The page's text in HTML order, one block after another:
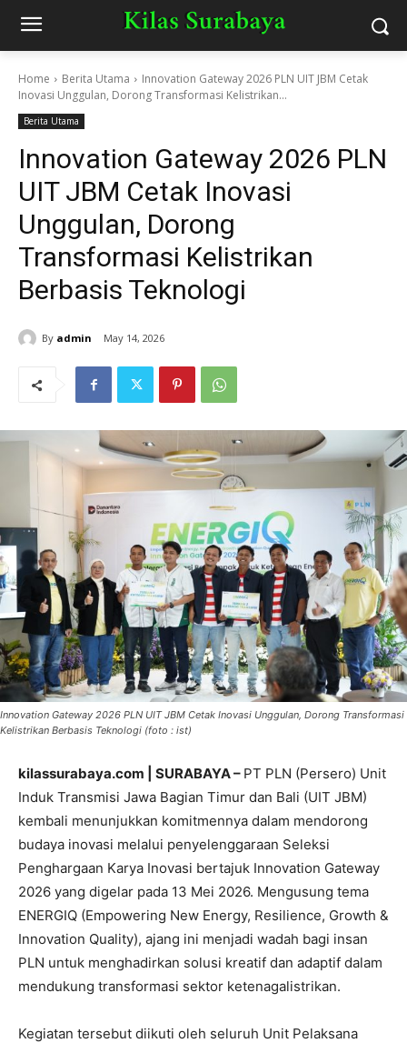
Home Berita Utama
Innovation Gateway 2026 PLN UIT JBM Cetak
Inovasi Unggulan, Dorong Transformasi Kelistrikan...
Berita Utama
Innovation Gateway 2026 PLN
UIT JBM Cetak Inovasi
Unggulan, Dorong
Transformasi Kelistrikan
Berbasis Teknologi
By admin May 14, 2026
Innovation Gateway 2026 PLN UIT JBM Cetak Inovasi Unggulan, Dorong Transformasi
Kelistrikan Berbasis Teknologi (foto : ist)
kilassurabaya.com | SURABAYA – PT PLN (Persero) Unit
Induk Transmisi Jawa Bagian Timur dan Bali (UIT JBM)
kembali menunjukkan komitmennya dalam mendorong
budaya inovasi melalui penyelenggaraan Seleksi
Penghargaan Karya Inovasi bertajuk Innovation Gateway
2026 yang digelar pada 13 Mei 2026. Mengusung tema
ENERGIQ (Empowering New Energy, Resilience, Growth &
Innovation Quality), ajang ini menjadi wadah bagi insan
PLN untuk menghadirkan solusi kreatif dan adaptif dalam
mendukung transformasi sektor ketenagalistrikan.
Kegiatan tersebut diikuti oleh seluruh Unit Pelaksana